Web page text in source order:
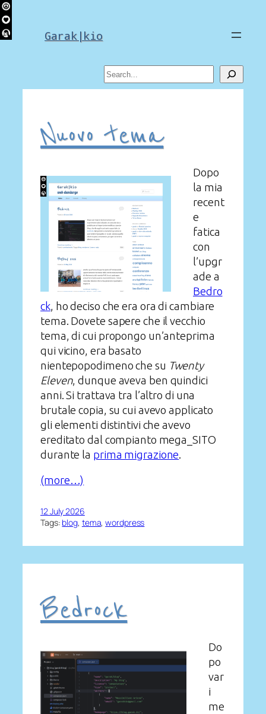
Skip
to
content Garak|kio
Search
Nuovo tema
Dopo
la mia
recent
e
fatica
con
l’upgr
ade a
Bedro
ck, ho deciso che era ora di cambiare
tema. Dovete sapere che il vecchio
tema, di cui propongo un’anteprima
qui vicino, era basato
nientepopodimeno che su Twenty
Eleven, dunque aveva ben quindici
anni. Si trattava tra l’altro di una
brutale copia, su cui avevo applicato
gli elementi distintivi che avevo
ereditato dal compianto mega_SITO
durante la prima migrazione
(more…)
12 July 2026
Tags: blog, tema, wordpress
Bedrock
Do
po
var
i
me